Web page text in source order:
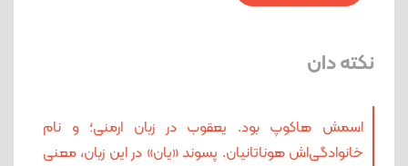
نکته دان
اسمش هاکوپ بود. یعقوب در زبان ارمنی؛ و نام
خانوادگی‌اش هوناتانیان. پسوند «یان» در این زبان، معنی